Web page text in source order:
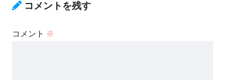
コメントを残す
コメント ※